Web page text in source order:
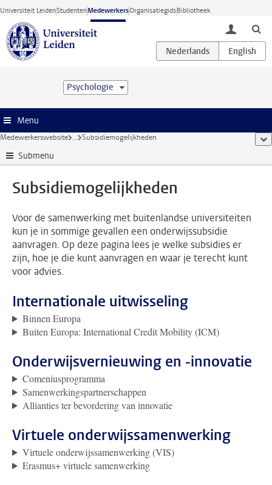
Ga direct naar de inhoud
Universiteit LeidenStudentenMedewerkersOrganisatiegidsBibliotheek
toggle
Psychologie
Menu
Medewerkerswebsite ... Subsidiemogelijkheden
Submenu
Subsidiemogelijkheden
Voor de samenwerking met buitenlandse universiteiten
kun je in sommige gevallen een onderwijssubsidie
aanvragen. Op deze pagina lees je welke subsidies er
zijn, hoe je die kunt aanvragen en waar je terecht kunt
voor advies.
Internationale uitwisseling
Binnen Europa
Buiten Europa: International Credit Mobility (ICM)
Onderwijsvernieuwing en -innovatie
Comeniusprogramma
Samenwerkingspartnerschappen
Allianties ter bevordering van innovatie
Virtuele onderwijssamenwerking
Virtuele onderwijssamenwerking (VIS)
Erasmus+ virtuele samenwerking